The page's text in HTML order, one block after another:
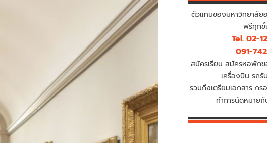
ตัวแทนของมหาวิทยาลัย
ฟรีทุก
Tel. 02-
091-
สมัครเรียน สมัครหอพัก
เครื่องบิน รถ
รวมถึงเตรียมเอกสาร ก
ทำการนัดหมาย